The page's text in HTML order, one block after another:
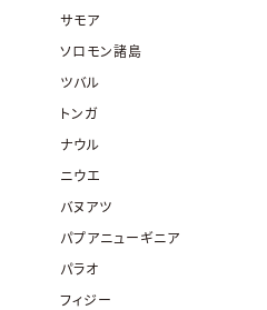
サモア
ソロモン諸島
ツバル
トンガ
ナウル
ニウエ
バヌアツ
パプアニューギニア
パラオ
フィジー